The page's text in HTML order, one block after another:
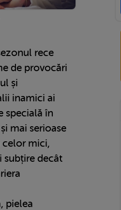
rece
de provocări
și
inamici ai
specială în
mai serioase
celor mici,
subțire decât
pielea